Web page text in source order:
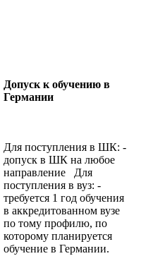
Допуск к обучению в
Германии
Для поступления в ШК: -
допуск в ШК на любое
направление Для
поступления в вуз: -
требуется 1 год обучения
в аккредитованном вузе
по тому профилю, по
которому планируется
обучение в Германии.